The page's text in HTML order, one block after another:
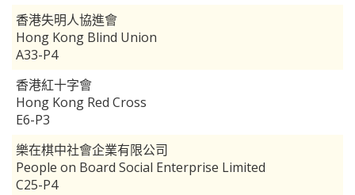
香港失明人協進會
Hong Kong Blind Union
A33-P4
香港紅十字會
Hong Kong Red Cross
E6-P3
樂在棋中社會企業有限公司
People on Board Social Enterprise Limited
C25-P4